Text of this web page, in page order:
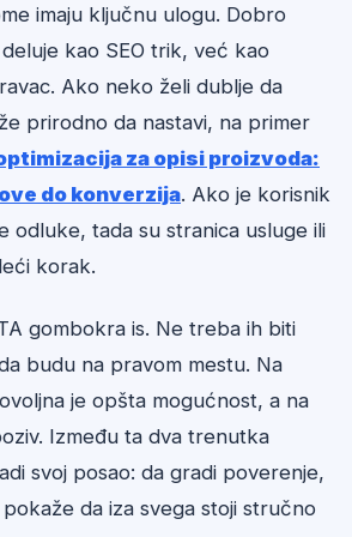
imaju ključnu ulogu. Dobro
kao SEO trik, već kao
Ako neko želi dublje da
prirodno da nastavi, na primer
za opisi proizvoda:
do konverzija. Ako je korisnik
odluke, tada su stranica usluge ili
korak.
gombokra is. Ne treba ih biti
budu na pravom mestu. Na
je opšta mogućnost, a na
Između ta dva trenutka
svoj posao: da gradi poverenje,
da iza svega stoji stručno